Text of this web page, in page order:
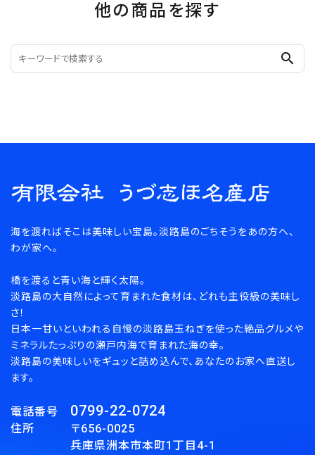
他の商品を探す
search
海を渡ればそこは美味しい宝島。淡路島のごちそうをあの方へ、
わが家へ。
橋を渡ると青い海と輝く太陽。
淡路島の大自然によって育まれた食材は、どれも主役級の美味し
さ！
日本一甘いといわれる自慢の淡路島玉ねぎを使った絶品グルメや
ミネラルたっぷりの瀬戸内海で育まれた海の幸。
淡路島の美味しいをギュッと詰め込んで、あなたのお家へ直送し
ます。
電話番号 0799-22-0724
住所 〒656-0025
兵庫県洲本市本町1丁目4-1